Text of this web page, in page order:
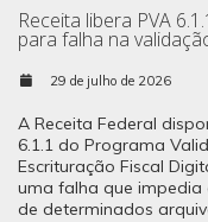
Receita libera PVA
para falha na
29 de julho de 2026
A Receita Federal
6.1.1 do Programa
Escrituração Fiscal
uma falha que impedia
de determinados